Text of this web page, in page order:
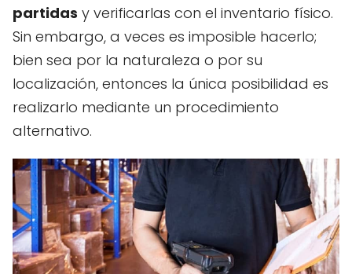
partidas y verificarlas con el inventario físico.
Sin embargo, a veces es imposible hacerlo;
bien sea por la naturaleza o por su
localización, entonces la única posibilidad es
realizarlo mediante un procedimiento
alternativo.